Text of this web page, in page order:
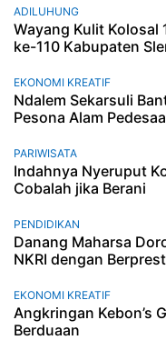
ADILUHUNG
Wayang Kulit Kolosal
ke-110 Kabupaten
EKONOMI KREATIF
Ndalem Sekarsuli
Pesona Alam
PARIWISATA
Indahnya Nyeruput
Cobalah jika Berani
PENDIDIKAN
Danang Maharsa
NKRI dengan
EKONOMI KREATIF
Angkringan Kebon’s
Berduaan